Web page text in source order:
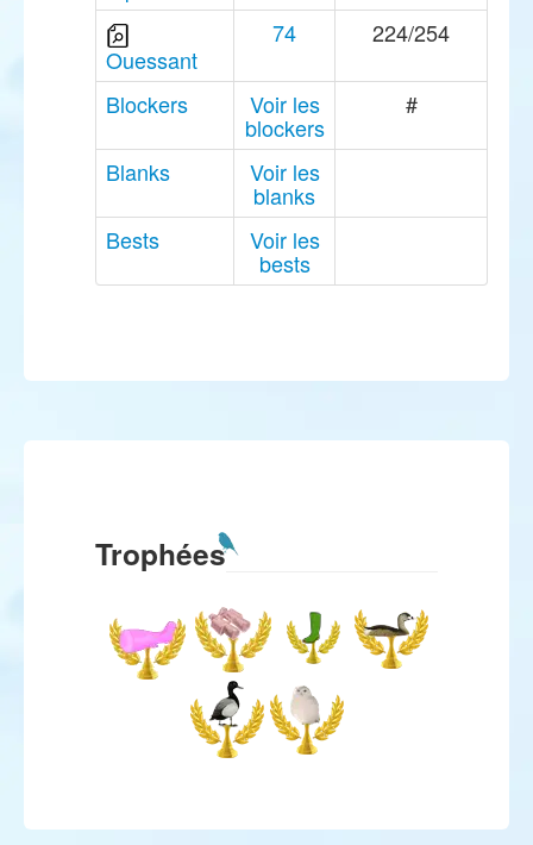
Ouessant
74 224/254
Blockers Voir les
blockers
#
Blanks Voir les
blanks
Bests
Voir les
bests
Trophées